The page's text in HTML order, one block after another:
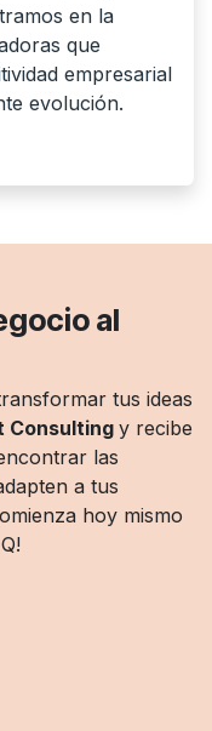
en la
que
empresarial
evolución.
al
tus ideas
Consulting y recibe
las
a tus
hoy mismo